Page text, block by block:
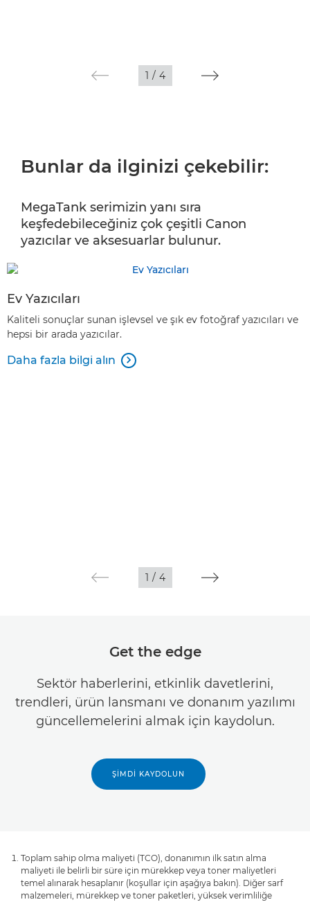
1 / 4
Bunlar da ilginizi çekebilir:
MegaTank serimizin yanı sıra
keşfedebileceğiniz çok çeşitli Canon
yazıcılar ve aksesuarlar bulunur.
Ev Yazıcıları
Kaliteli sonuçlar sunan işlevsel ve şık ev fotoğraf yazıcıları ve
hepsi bir arada yazıcılar.
Daha fazla bilgi alın 
1 / 4
Get the edge
Sektör haberlerini, etkinlik davetlerini,
trendleri, ürün lansmanı ve donanım yazılımı
güncellemelerini almak için kaydolun.
ŞIMDI KAYDOLUN
Toplam sahip olma maliyeti (TCO), donanımın ilk satın alma
maliyeti ile belirli bir süre için mürekkep veya toner maliyetleri
temel alınarak hesaplanır (koşullar için aşağıya bakın). Diğer sarf
malzemeleri, mürekkep ve toner paketleri, yüksek verimliliğe